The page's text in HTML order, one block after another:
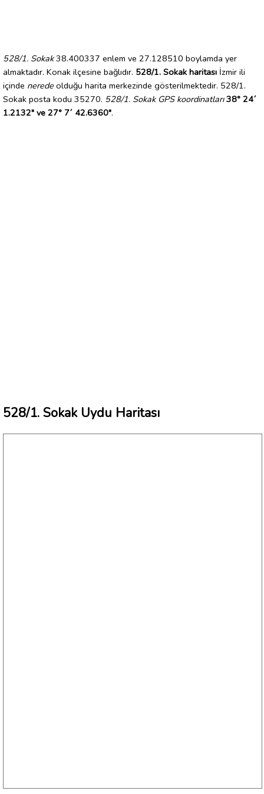
528/1. Sokak38.400337 enlem ve 27.128510 boylamda yer
almaktadır. Konak ilçesine bağlıdır. 528/1. Sokak haritası İzmir ili
içinde nerede olduğu harita merkezinde gösterilmektedir. 528/1.
Sokak posta kodu 35270. 528/1. Sokak GPS koordinatları 38° 24´
1.2132" ve 27° 7´ 42.6360".
528/1. Sokak Uydu Haritası